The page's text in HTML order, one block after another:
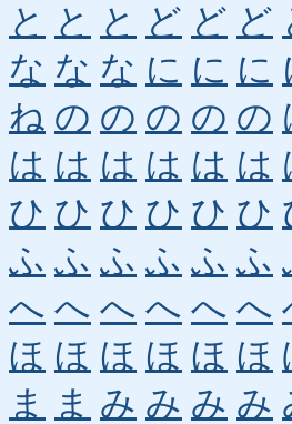
と と と ど ど ど
な な な に に に
ね の の の の の
は は は は は は
ひ ひ ひ ひ ひ ひ
ふ ふ ふ ふ ふ ふ
へ へ へ へ へ へ
ほ ほ ほ ほ ほ ほ
ま
ま み み み み